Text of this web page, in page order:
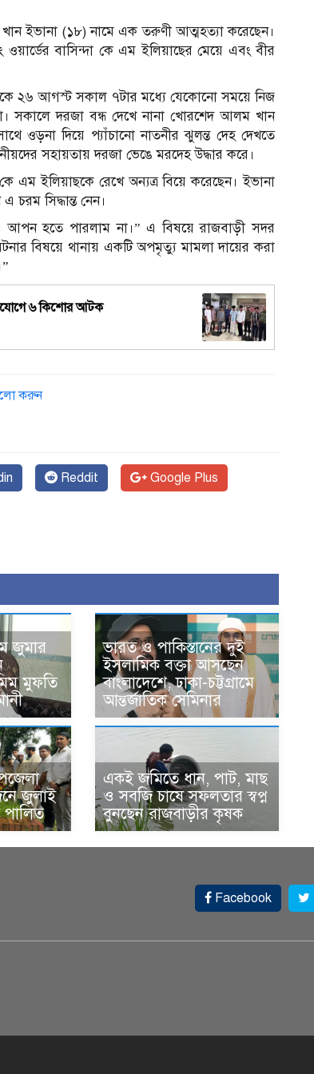
ইভানা (১৮) নামে এক তরুণী আত্মহত্যা করেছেন।
বাসিন্দা কে এম ইলিয়াছের মেয়ে এবং বীর
২৬ আগস্ট সকাল ৭টার মধ্যে যেকোনো সময়ে নিজ
সকালে দরজা বন্ধ দেখে নানা খোরশেদ আলম খান
ওড়না দিয়ে প্যাঁচানো নাতনীর ঝুলন্ত দেহ দেখতে
সহায়তায় দরজা ভেঙে মরদেহ উদ্ধার করে।
কে এম ইলিয়াছকে রেখে অন্যত্র বিয়ে করেছেন। ইভানা
চরম সিদ্ধান্ত নেন।
হতে পারলাম না।” এ বিষয়ে রাজবাড়ী সদর
বিষয়ে থানায় একটি অপমৃত্যু মামলা দায়ের করা
৬ কিশোর আটক
করুন
Reddit Google Plus
জুমার
মুফতি
ভারত ও পাকিস্তানের দুই
ইসলামিক বক্তা আসছেন
বাংলাদেশে, ঢাকা-চট্টগ্রামে
আন্তর্জাতিক সেমিনার
জুলাই
পালিত
একই জমিতে ধান, পাট, মাছ
ও সবজি চাষে সফলতার স্বপ্ন
বুনছেন রাজবাড়ীর কৃষক
Facebook